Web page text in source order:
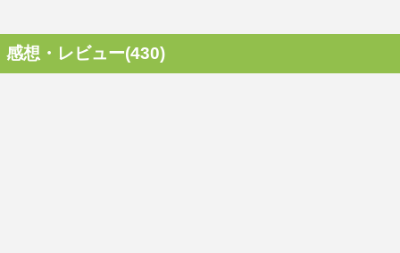
感想・レビュー(430)